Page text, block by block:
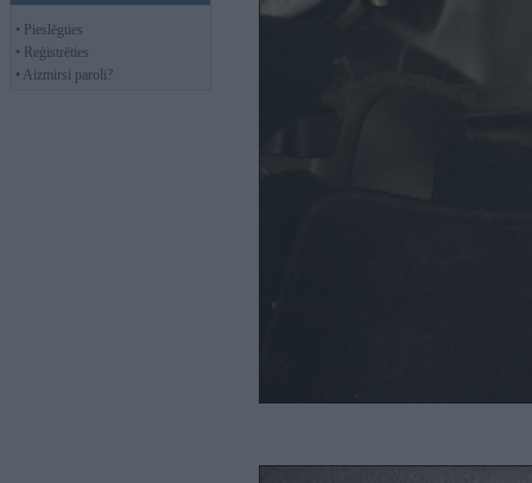
• Pieslēgties
• Reģistrēties
• Aizmirsi paroli?